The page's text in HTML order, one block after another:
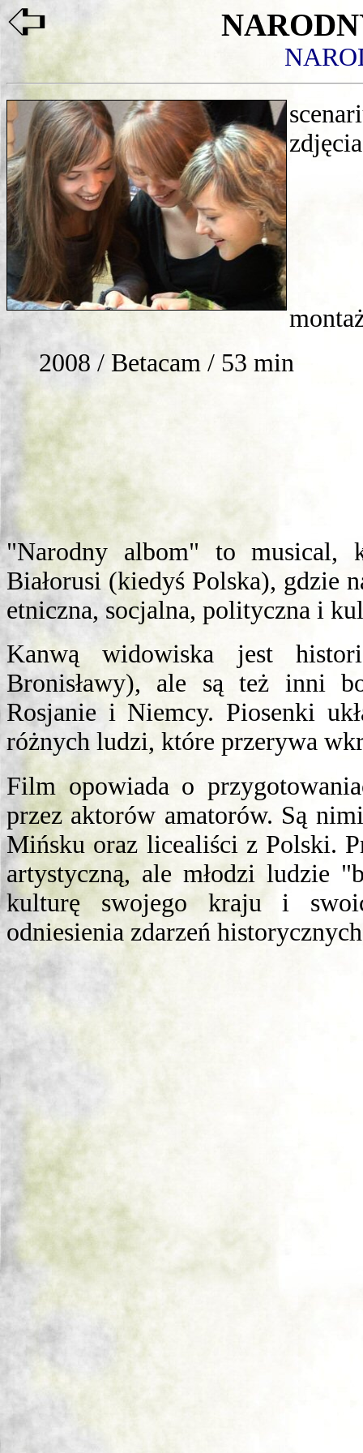
2008 / Betacam / 53 min
"Narodny albom" to musical,
Białorusi (kiedyś Polska), gdzie
etniczna, socjalna, polityczna i
Kanwą widowiska jest
Bronisławy), ale są też inni
Rosjanie i Niemcy. Piosenki
różnych ludzi, które przerywa
Film opowiada o
przez aktorów amatorów. Są
Mińsku oraz licealiści z Polski.
artystyczną, ale młodzi ludzie
kulturę swojego kraju i
odniesienia zdarzeń